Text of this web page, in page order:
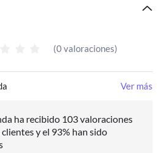
inolvidable. ¡No esperes más y
(0 valoraciones)
Ver más
ha recibido 103 valoraciones
y el 93% han sido